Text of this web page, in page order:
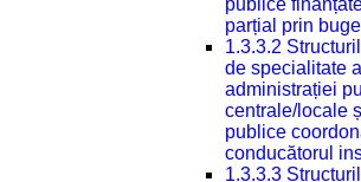
publice
parțial prin
1.3.3.2
de specialitate
administrației
centrale/locale
publice
conducătorul
1.3.3.3